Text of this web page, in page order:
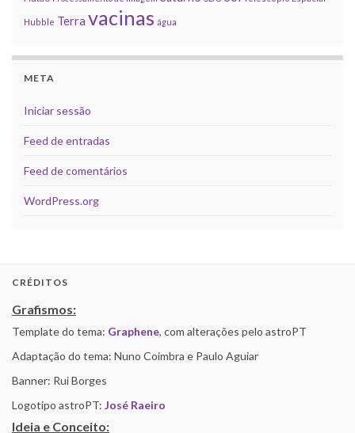
Hubble Terra vacinas água
META
Iniciar sessão
Feed de entradas
Feed de comentários
WordPress.org
CRÉDITOS
Grafismos:
Template do tema: Graphene, com alterações pelo astroPT
Adaptação do tema: Nuno Coimbra e Paulo Aguiar
Banner: Rui Borges
Logotipo astroPT: José Raeiro
Ideia e Conceito: